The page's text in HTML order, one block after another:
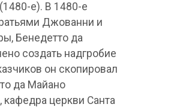
е). В 1480-е
Джованни и
Бенедетто да
создать надгробие
он скопировал
да Майано
церкви Санта